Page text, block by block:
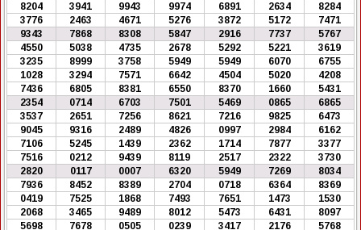
8204
3941 9943 9974 6891 2634
8284
3776
2463 4671 5276 3872 5172
7471
9343
7868 8308 5847 2916 7737
5767
4550
5038 4735 2678 5292 5221
3619
3235
8999 3758 5949 5949 6070
6755
1028
3294 7571 6642 4504 5020
4208
7436
6805 8381 6550 8370 1660
5431
2354
0714 6703 7501 5469 0865
6865
3537
2651 7256 8621 7216 9825
6473
9045
9316 2489 4826 0997 2984
6162
7106
5245 1439 2362 1714 7877
3377
7516
0212 9439 8119 2517 2322
3730
2820
0117 0007 6320 5949 7269
8034
7936
8452 8389 2704 0718 6364
8369
0419
7525 1868 7493 7651 1473
1530
2068
3465 9489 8012 5473 6431
8097
5698
7678 0505 0239 3417 2176
5768